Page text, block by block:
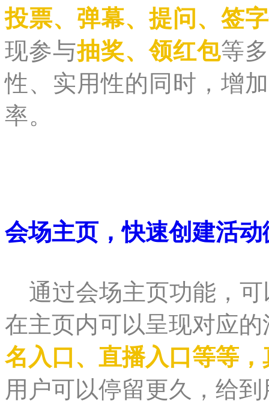
投票、弹幕、提问、签
现参与抽奖、领红包等
性、实用性的同时，增
率。
会场主页，快速创建活动
通过会场主页功能，可
在主页内可以呈现对应
名入口、直播入口等等
用户可以停留更久，给